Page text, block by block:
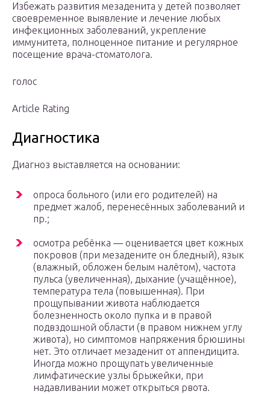
Избежать развития мезаденита у детей позволяет
своевременное выявление и лечение любых
инфекционных заболеваний, укрепление
иммунитета, полноценное питание и регулярное
посещение врача-стоматолога.
голос
Article Rating
Диагностика
Диагноз выставляется на основании:
опроса больного (или его родителей) на
предмет жалоб, перенесённых заболеваний и
пр.;
осмотра ребёнка — оценивается цвет кожных
покровов (при мезадените он бледный), язык
(влажный, обложен белым налётом), частота
пульса (увеличенная), дыхание (учащённое),
температура тела (повышенная). При
прощупывании живота наблюдается
болезненность около пупка и в правой
подвздошной области (в правом нижнем углу
живота), но симптомов напряжения брюшины
нет. Это отличает мезаденит от аппендицита.
Иногда можно прощупать увеличенные
лимфатические узлы брыжейки, при
надавливании может открыться рвота.